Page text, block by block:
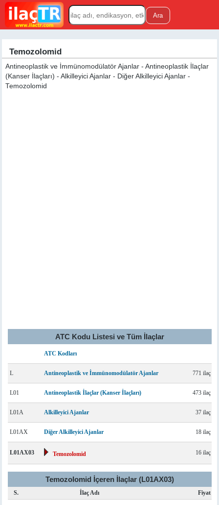
Temozolomid
Antineoplastik ve İmmünomodülatör Ajanlar - Antineoplastik İlaçlar
(Kanser İlaçları) - Alkilleyici Ajanlar - Diğer Alkilleyici Ajanlar -
Temozolomid
ATC Kodu Listesi ve Tüm İlaçlar
ATC Kodları
L Antineoplastik ve İmmünomodülatör Ajanlar 771 ilaç
L01 Antineoplastik İlaçlar (Kanser İlaçları) 473 ilaç
L01A Alkilleyici Ajanlar 37 ilaç
L01AX Diğer Alkilleyici Ajanlar 18 ilaç
L01AX03 Temozolomid 16 ilaç
Temozolomid İçeren İlaçlar (L01AX03)
S. İlaç Adı Fiyat